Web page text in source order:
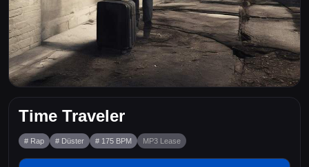
Time Traveler
# Rap # Düster # 175 BPM MP3 Lease